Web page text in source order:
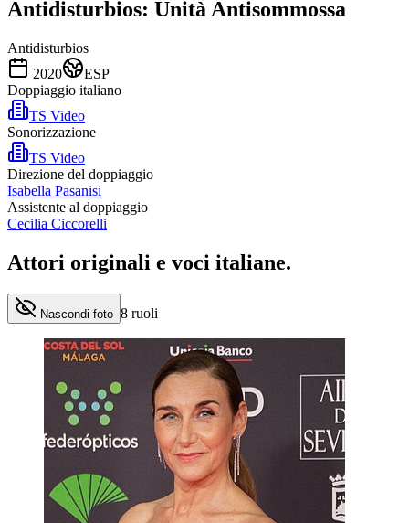
Antidisturbios: Unità Antisommossa
Antidisturbios
2020
ESP
Doppiaggio italiano
TS Video
Sonorizzazione
TS Video
Direzione del doppiaggio
Isabella Pasanisi
Assistente al doppiaggio
Cecilia Ciccorelli
Attori originali e voci italiane.
Nascondi foto 8 ruoli